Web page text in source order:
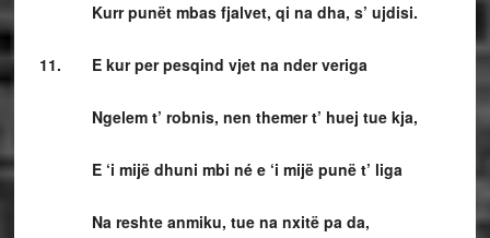
Kurr punët mbas fjalvet, qi na dha, s’ ujdisi.
11. E kur per pesqind vjet na nder veriga
Ngelem t’ robnis, nen themer t’ huej tue kja,
E ‘i mijë dhuni mbi né e ‘i mijë punë t’ liga
Na reshte anmiku, tue na nxitë pa da,